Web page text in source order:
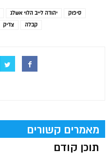
יהודה לייב הלוי אשלג
סיפוק
צדיק קבלה
מאמרים קשורים
תוכן קודם